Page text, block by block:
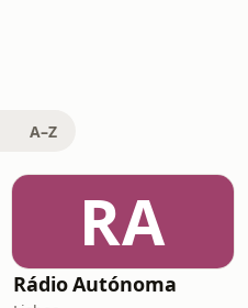
A–Z
RA
Rádio Autónoma